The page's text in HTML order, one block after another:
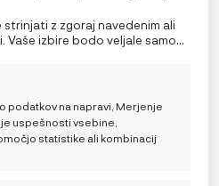
omogoča obdelavo
pri brskanju ali edinstveni
mestu. Neprivolitev ali
z zgoraj navedenim ali
izbire bodo veljale samo
v pravilniku o piškotkih ali
soglasja na dnu zaslona.
podatkov na napravi, Merjenje
uspešnosti vsebine,
statistike ali kombinacij
transportna torba
€